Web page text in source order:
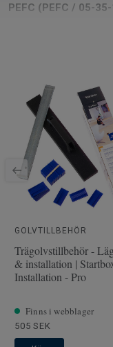
PEFC (PEFC / 05-
bostadsmiljö
Låssystem
SAP SKU #
Fasade kanter
Klassificering för
miljö
Golvvärme
Längd
Bredd
Struktur/yteffekt
Stegljudsdämpning -
GOLVTILLBEHÖR
Trägolvstillbehör -
& installation |
Installation - Pro
Finns i webblager
505 SEK